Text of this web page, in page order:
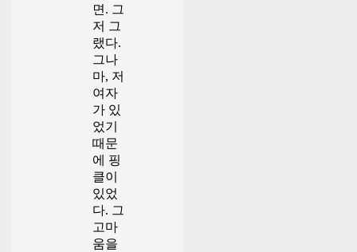
면. 그
저 그
랬다.
그나
마, 저
여자
가 있
었기
때문
에 핑
클이
있었
다. 그
고마
움을